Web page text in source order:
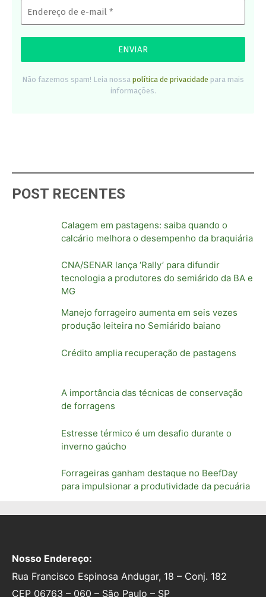
Não fazemos spam! Leia nossa política de privacidade para mais
informações.
POST RECENTES
Calagem em pastagens: saiba quando o
calcário melhora o desempenho da braquiária
CNA/SENAR lança ‘Rally’ para difundir
tecnologia a produtores do semiárido da BA e
MG
Manejo forrageiro aumenta em seis vezes
produção leiteira no Semiárido baiano
Crédito amplia recuperação de pastagens
A importância das técnicas de conservação
de forragens
Estresse térmico é um desafio durante o
inverno gaúcho
Forrageiras ganham destaque no BeefDay
para impulsionar a produtividade da pecuária
Nosso Endereço:
Rua Francisco Espinosa Andugar, 18 – Conj. 182
CEP 06763 – 060 – São Paulo – SP